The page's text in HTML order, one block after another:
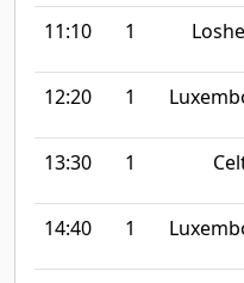
11:10 1
12:20 1
13:30 1
14:40 1